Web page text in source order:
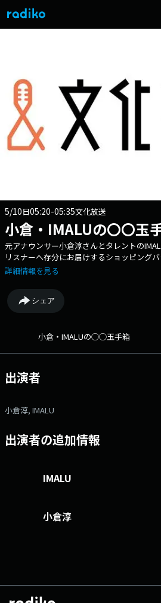
5/10日05:20-05:35文化放送
小倉・IMALUの〇〇玉
元アナウンサー小倉淳さんとタレントの
リスナーへ存分にお届けするショッピ
送公式X（旧Twitter）アカウントは「
は 「https://www.facebook.com/1134joqr
「@joqr_916」
詳細情報を見る
シェア
小倉・IMALUの◯◯玉手箱
出演者
小倉淳, IMALU
出演者の追加情報
IMALU
小倉淳